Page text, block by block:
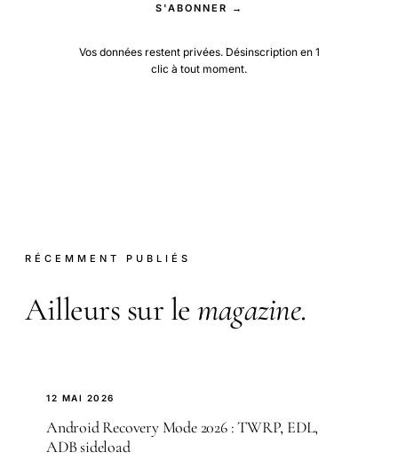
S'ABONNER →
Vos données restent privées. Désinscription en 1
clic à tout moment.
RÉCEMMENT PUBLIÉS
Ailleurs sur le magazine.
12 MAI 2026
Android Recovery Mode 2026 : TWRP, EDL,
ADB sideload